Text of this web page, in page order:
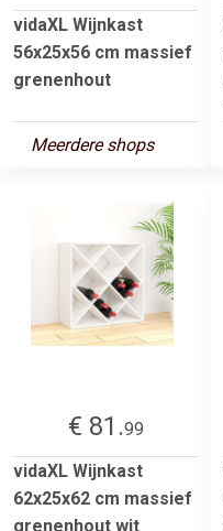
vidaXL Wijnkast
56x25x56 cm massief
grenenhout
Meerdere shops
€ 81.99
vidaXL Wijnkast
62x25x62 cm massief
grenenhout wit